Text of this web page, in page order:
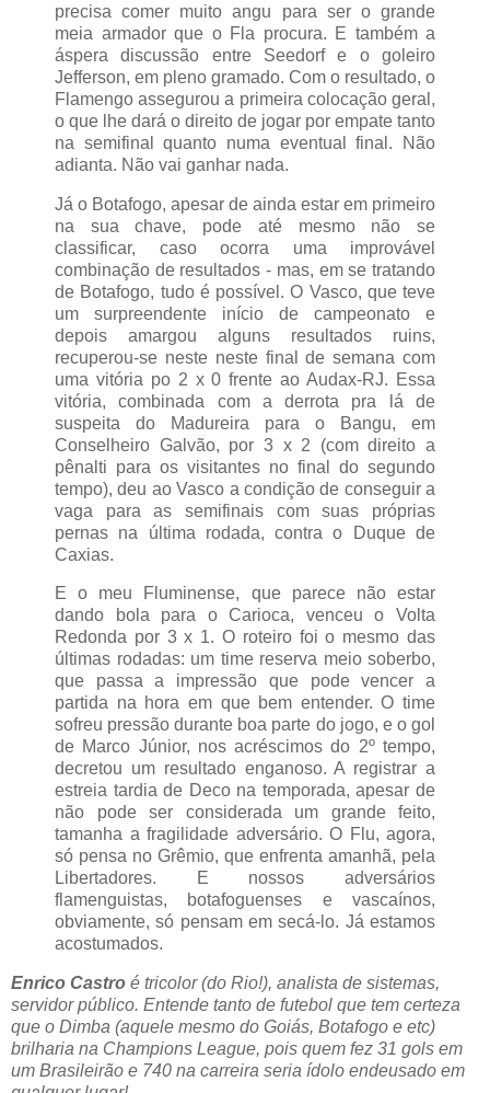
precisa comer muito angu para ser o grande
meia armador que o Fla procura. E também a
áspera discussão entre Seedorf e o goleiro
Jefferson, em pleno gramado. Com o resultado, o
Flamengo assegurou a primeira colocação geral,
o que lhe dará o direito de jogar por empate tanto
na semifinal quanto numa eventual final. Não
adianta. Não vai ganhar nada.
Já o Botafogo, apesar de ainda estar em primeiro
na sua chave, pode até mesmo não se
classificar, caso ocorra uma improvável
combinação de resultados - mas, em se tratando
de Botafogo, tudo é possível. O Vasco, que teve
um surpreendente início de campeonato e
depois amargou alguns resultados ruins,
recuperou-se neste neste final de semana com
uma vitória po 2 x 0 frente ao Audax-RJ. Essa
vitória, combinada com a derrota pra lá de
suspeita do Madureira para o Bangu, em
Conselheiro Galvão, por 3 x 2 (com direito a
pênalti para os visitantes no final do segundo
tempo), deu ao Vasco a condição de conseguir a
vaga para as semifinais com suas próprias
pernas na última rodada, contra o Duque de
Caxias.
E o meu Fluminense, que parece não estar
dando bola para o Carioca, venceu o Volta
Redonda por 3 x 1. O roteiro foi o mesmo das
últimas rodadas: um time reserva meio soberbo,
que passa a impressão que pode vencer a
partida na hora em que bem entender. O time
sofreu pressão durante boa parte do jogo, e o gol
de Marco Júnior, nos acréscimos do 2º tempo,
decretou um resultado enganoso. A registrar a
estreia tardia de Deco na temporada, apesar de
não pode ser considerada um grande feito,
tamanha a fragilidade adversário. O Flu, agora,
só pensa no Grêmio, que enfrenta amanhã, pela
Libertadores. E nossos adversários
flamenguistas, botafoguenses e vascaínos,
obviamente, só pensam em secá-lo. Já estamos
acostumados.
Enrico Castro é tricolor (do Rio!), analista de sistemas,
servidor público. Entende tanto de futebol que tem certeza
que o Dimba (aquele mesmo do Goiás, Botafogo e etc)
brilharia na Champions League, pois quem fez 31 gols em
um Brasileirão e 740 na carreira seria ídolo endeusado em